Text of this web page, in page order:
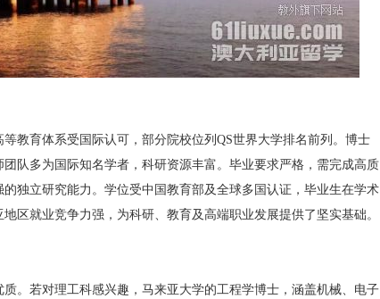
教育体系受国际认可，部分院校位列QS世界大学排名前列。博士
队多为国际知名学者，科研资源丰富。毕业要求严格，需完成高质
独立研究能力。学位受中国教育部及全球多国认证，毕业生在学术
区就业竞争力强，为科研、教育及高端职业发展提供了坚实基础。
。若对理工科感兴趣，马来亚大学的工程学博士，涵盖机械、电子